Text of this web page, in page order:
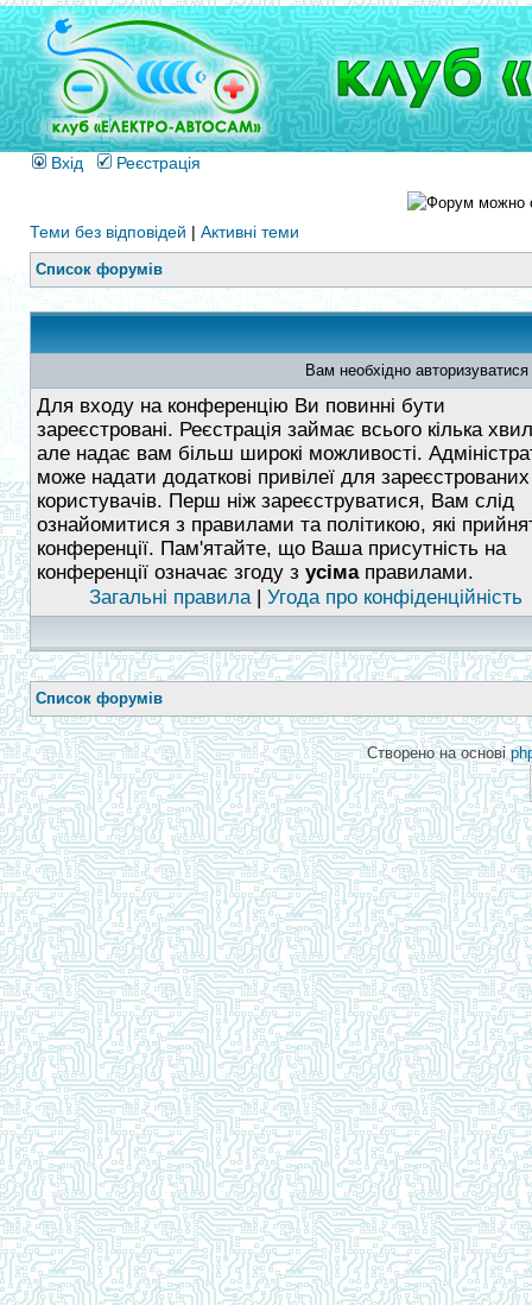
Вхід Реєстрація
Теми без відповідей | Активні теми
Список форумів
Вам необхідно
Для входу на конференцію Ви повинні бути
зареєстровані. Реєстрація займає всього кілька
але надає вам більш широкі можливості.
може надати додаткові привілеї для зареєстрованих
користувачів. Перш ніж зареєструватися, Вам слід
ознайомитися з правилами та політикою, які
конференції. Пам'ятайте, що Ваша присутність на
конференції означає згоду з усімаправилами.
Загальні правила| Угода про конфіденційність
Список форумів
Створено на основі